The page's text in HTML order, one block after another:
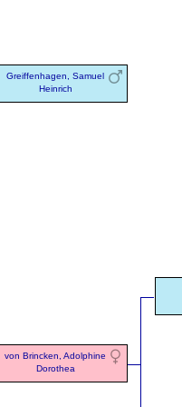
Greiffenhagen, Samuel
Heinrich
von Brincken, Adolphine
Dorothea